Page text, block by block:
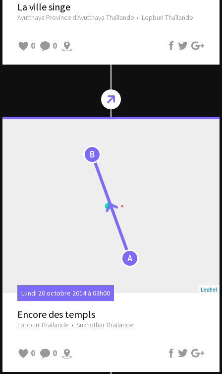
La ville singe
Ayutthaya Province d'Ayutthaya Thaïlande › Lopburi Thaïlande
0 0
A
B
Leaflet
Lundi 20 octobre 2014 à 03h00
Encore des templs
Lopburi Thaïlande › Sukhothai Thaïlande
0 0